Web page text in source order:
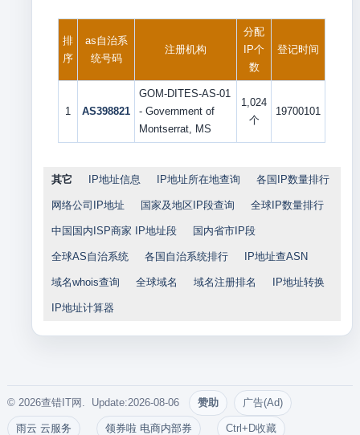
排
序
as自治系
统号码
注册机构
分配
IP个
数
登记时间
1 AS398821
GOM-DITES-AS-01
- Government of
Montserrat, MS
1,024
个
19700101
其它 IP地址信息 IP地址所在地查询 各国IP数量排行
网络公司IP地址 国家及地区IP段查询 全球IP数量排行
中国国内ISP商家 IP地址段 国内省市IP段
全球AS自治系统 各国自治系统排行 IP地址查ASN
域名whois查询 全球域名 域名注册排名 IP地址转换
IP地址计算器
© 2026查错IT网. Update:2026-08-06 赞助 广告(Ad)
雨云 云服务 领券啦 电商内部券 Ctrl+D收藏